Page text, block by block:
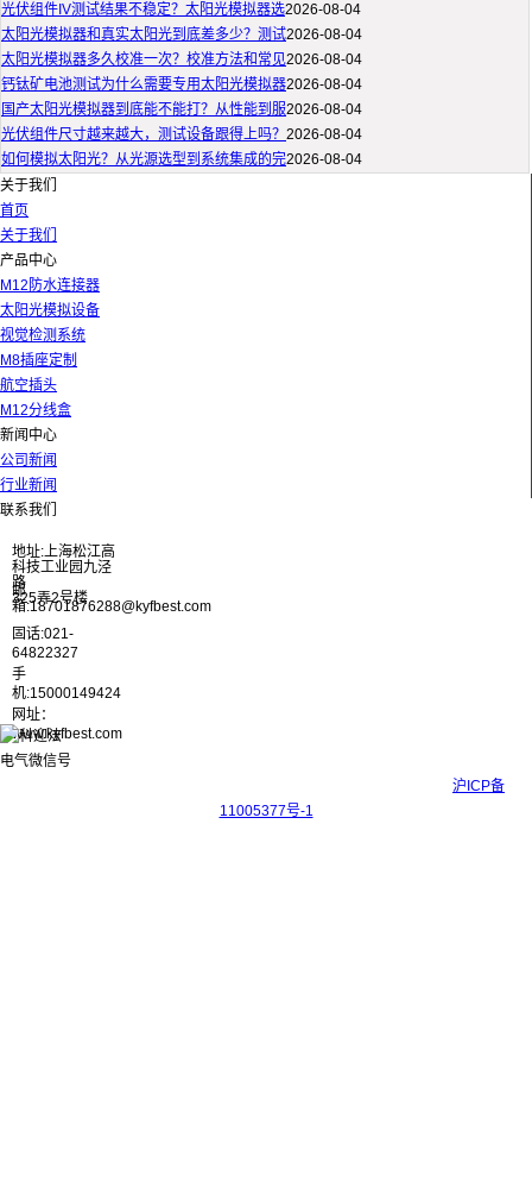
光伏组件IV测试结果不稳定？太阳光模拟器选2026-08-04
太阳光模拟器和真实太阳光到底差多少？测试2026-08-04
太阳光模拟器多久校准一次？校准方法和常见2026-08-04
钙钛矿电池测试为什么需要专用太阳光模拟器2026-08-04
国产太阳光模拟器到底能不能打？从性能到服2026-08-04
光伏组件尺寸越来越大，测试设备跟得上吗？ 2026-08-04
如何模拟太阳光？从光源选型到系统集成的完2026-08-04
关于我们
首页
关于我们
产品中心
M12防水连接器
太阳光模拟设备
视觉检测系统
M8插座定制
航空插头
M12分线盒
新闻中心
公司新闻
行业新闻
联系我们
地址:上海松江高
科技工业园九泾
路
325弄2号楼
邮
箱:18701876288@kyfbest.com
固话:021-
64822327
手
机:15000149424
网址：
www.kyfbest.com
沪ICP备
11005377号-1